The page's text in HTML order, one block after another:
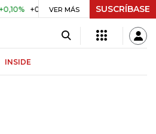
+0,98% UVR $ 416,96 +$ 0,05
VER MÁS SUSCRÍBASE
INSIDE